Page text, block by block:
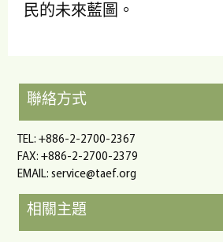
民的未來藍圖。
聯絡方式
TEL: +886-2-2700-2367
FAX: +886-2-2700-2379
EMAIL: service@taef.org
相關主題